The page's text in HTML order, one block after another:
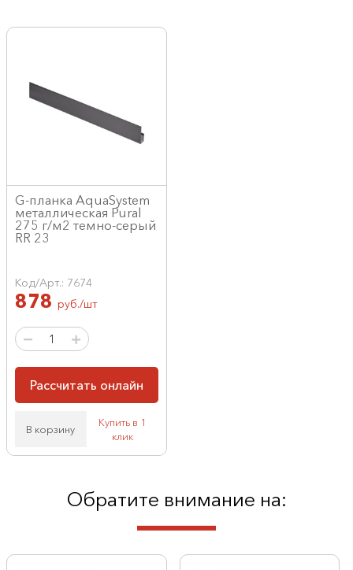
G-планка AquaSystem
металлическая Pural
275 г/м2 темно-серый
RR 23
Код/Арт.: 7674
878 руб./шт
Рассчитать онлайн
В корзину
Купить в 1
клик
Обратите внимание на: